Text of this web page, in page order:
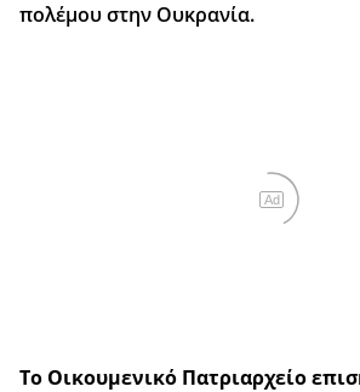
πολέμου στην Ουκρανία.
Ad
Το Οικουμενικό Πατριαρχείο